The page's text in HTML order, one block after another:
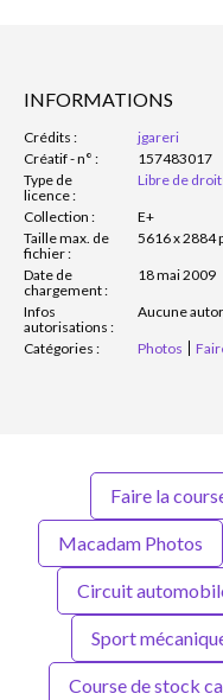
INFORMATIONS
Crédits :
jgareri
Créatif - n° :
157483017
Type de
licence :
Libre de
Collection :
E+
Taille max. de
fichier :
5616 x 2884
Date de
chargement :
18 mai 2009
Infos
autorisations :
Aucune
Catégories : Photos
Faire la
Macadam Photos
Circuit
Sport
Course de stock